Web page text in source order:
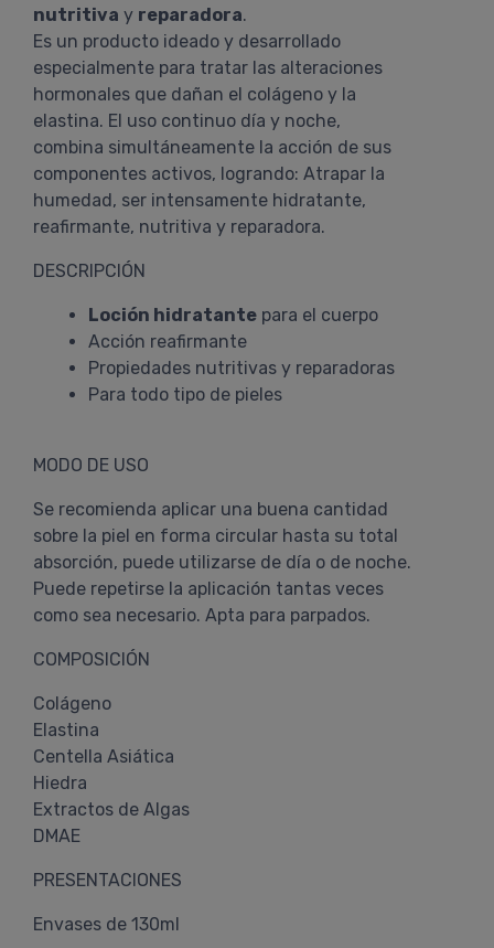
nutritiva y reparadora.
Es un producto ideado y desarrollado
especialmente para tratar las alteraciones
hormonales que dañan el colágeno y la
elastina. El uso continuo día y noche,
combina simultáneamente la acción de sus
componentes activos, logrando: Atrapar la
humedad, ser intensamente hidratante,
reafirmante, nutritiva y reparadora.
DESCRIPCIÓN
Loción hidratante para el cuerpo
Acción reafirmante
Propiedades nutritivas y reparadoras
Para todo tipo de pieles
MODO DE USO
Se recomienda aplicar una buena cantidad
sobre la piel en forma circular hasta su total
absorción, puede utilizarse de día o de noche.
Puede repetirse la aplicación tantas veces
como sea necesario. Apta para parpados.
COMPOSICIÓN
Colágeno
Elastina
Centella Asiática
Hiedra
Extractos de Algas
DMAE
PRESENTACIONES
Envases de 130ml